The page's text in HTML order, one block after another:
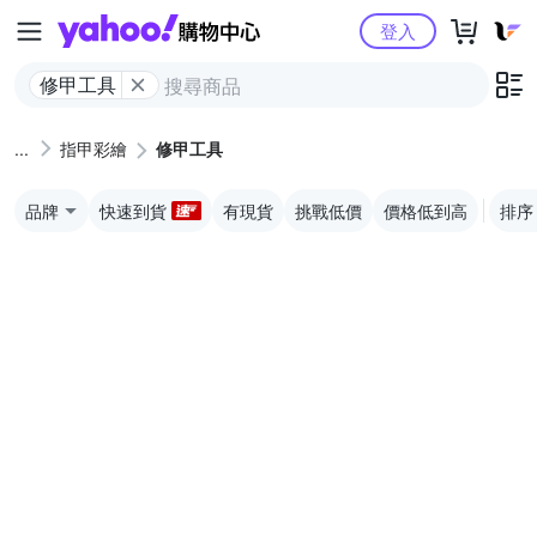
Yahoo購物中心
修甲工具
登入
指甲彩繪 修甲工具
品牌 快速到貨 有現貨 挑戰低價 價格低到高 排序